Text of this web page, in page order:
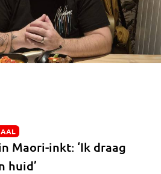
Maori-inkt: ‘Ik draag
huid’